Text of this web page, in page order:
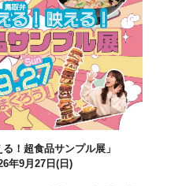
！超食品サンプル展」
年9月27日(日)